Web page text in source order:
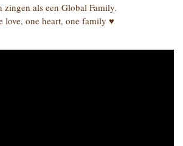
zingen als een Global Family.
love, one heart, one family ♥